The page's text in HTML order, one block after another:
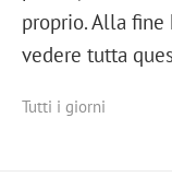
proprio. Alla
vedere tutta
Tutti i giorni